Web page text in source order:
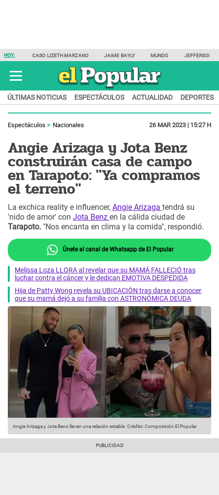
HOY: CASO LIZETH MARZANO JAIME BAYLY MUNDO JEFFERSON
ÚLTIMAS NOTICIAS ESPECTÁCULOS ACTUALIDAD DEPORTES
Espectáculos Nacionales 26 MAR 2023 | 15:27 H
Angie Arizaga y Jota Benz
construirán casa de campo
en Tarapoto: "Ya compramos
el terreno"
La exchica reality e influencer, Angie Arizaga tendrá su
'nido de amor' con Jota Benz en la cálida ciudad de
Tarapoto. "Nos encanta en clima y la comida", respondió.
Únete al canal de Whatsapp de El Popular
Melissa Loza LLORA al revelar que su MAMÁ FALLECIÓ tras
luchar contra el cáncer y le dedican EMOTIVA DESPEDIDA
Hija de Patty Wong revela su UBICACIÓN tras darse a conocer
que su mamá dejó a su familia con ASTRONÓMICA DEUDA
Angie Arizaga y Jota Benz llevan una relación estable. Crédito: Composición El Popular